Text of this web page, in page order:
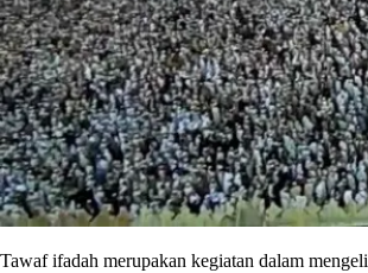
Tawaf ifadah merupakan kegiatan dalam